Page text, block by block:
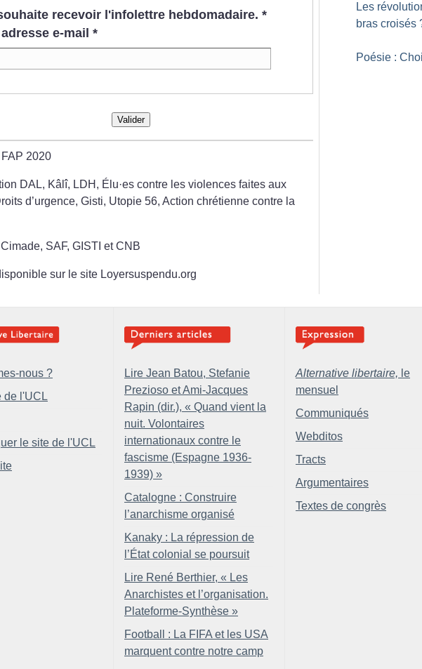
recevoir l'infolettre hebdomadaire. *
e-mail *
Valider
2020
DAL, Kâlî, LDH, Élu·es contre les violences faites aux
d’urgence, Gisti, Utopie 56, Action chrétienne contre la
SAF, GISTI et CNB
sur le site Loyersuspendu.org
Les
bras croisés
Poésie :
nous ?
de l'UCL
le site de l'UCL
Lire Jean Batou, Stefanie
Prezioso et Ami-Jacques
Rapin (dir.), « Quand vient la
nuit. Volontaires
internationaux contre le
fascisme (Espagne 1936-
1939) »
Catalogne : Construire
l’anarchisme organisé
Kanaky : La répression de
l’État colonial se poursuit
Lire René Berthier, « Les
Anarchistes et l’organisation.
Plateforme-Synthèse »
Football : La FIFA et les USA
marquent contre notre camp
Alternative libertaire, le
mensuel
Communiqués
Webditos
Tracts
Argumentaires
Textes de congrès